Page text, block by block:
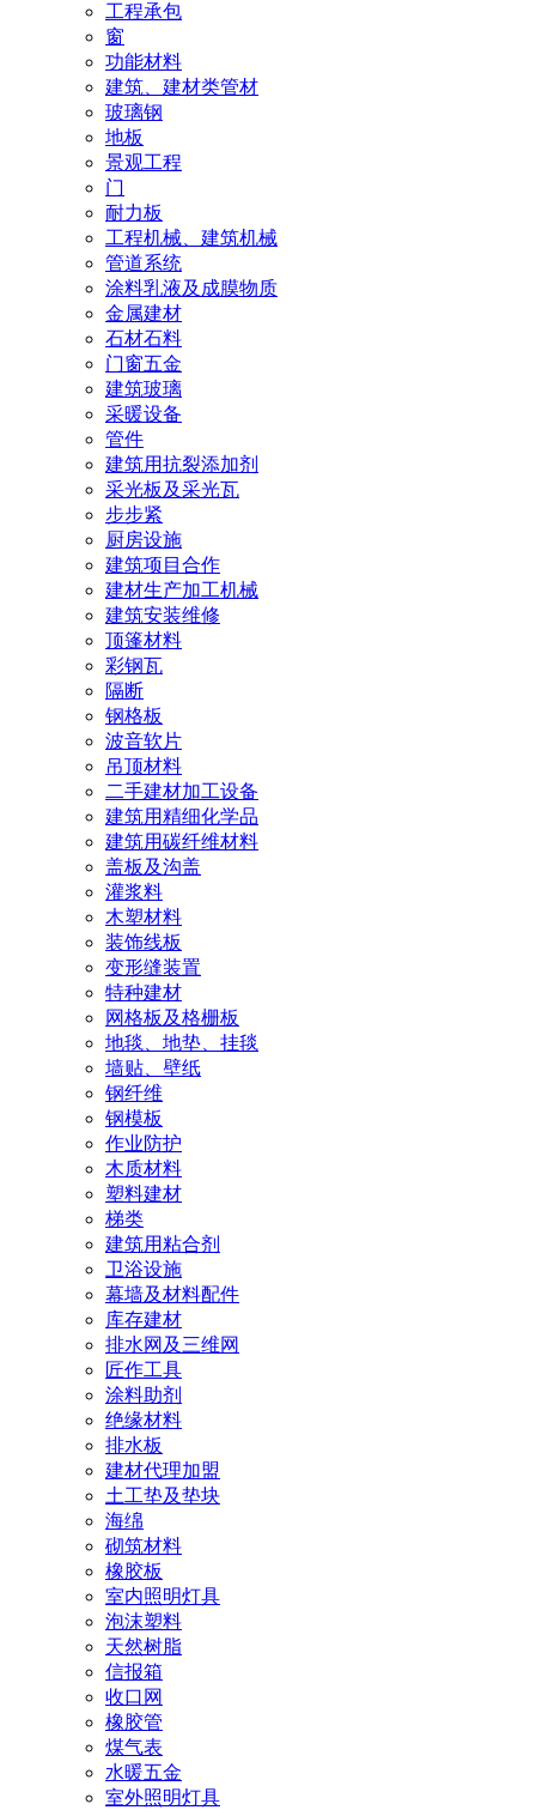
工程承包
窗
功能材料
建筑、建材类管材
玻璃钢
地板
景观工程
门
耐力板
工程机械、建筑机械
管道系统
涂料乳液及成膜物质
金属建材
石材石料
门窗五金
建筑玻璃
采暖设备
管件
建筑用抗裂添加剂
采光板及采光瓦
步步紧
厨房设施
建筑项目合作
建材生产加工机械
建筑安装维修
顶篷材料
彩钢瓦
隔断
钢格板
波音软片
吊顶材料
二手建材加工设备
建筑用精细化学品
建筑用碳纤维材料
盖板及沟盖
灌浆料
木塑材料
装饰线板
变形缝装置
特种建材
网格板及格栅板
地毯、地垫、挂毯
墙贴、壁纸
钢纤维
钢模板
作业防护
木质材料
塑料建材
梯类
建筑用粘合剂
卫浴设施
幕墙及材料配件
库存建材
排水网及三维网
匠作工具
涂料助剂
绝缘材料
排水板
建材代理加盟
土工垫及垫块
海绵
砌筑材料
橡胶板
室内照明灯具
泡沫塑料
天然树脂
信报箱
收口网
橡胶管
煤气表
水暖五金
室外照明灯具